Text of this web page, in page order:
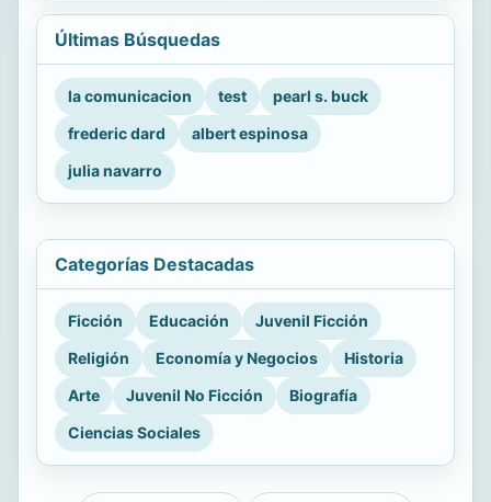
Últimas Búsquedas
la comunicacion test
pearl s. buck
frederic dard
albert espinosa
julia navarro
Categorías Destacadas
Ficción Educación
Juvenil Ficción
Religión
Economía y Negocios
Historia
Arte
Juvenil No Ficción
Biografía
Ciencias Sociales